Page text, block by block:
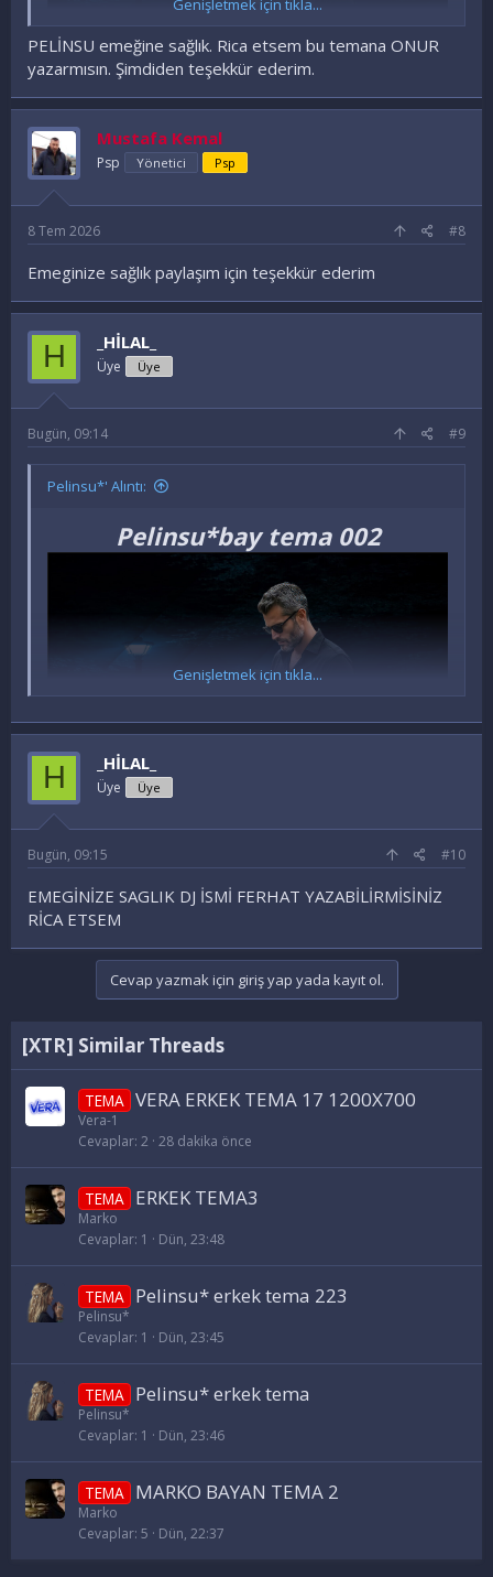
Ziyaretçiler için gizlenmiş link,görmek için
Giriş yap veya üye ol.
Genişletmek için tıkla...
PELİNSU emeğine sağlık. Rica etsem bu temana ONUR
yazarmısın. Şimdiden teşekkür ederim.
Mustafa Kemal
Psp Yönetici Psp
8 Tem 2026 #8
Emeginize sağlık paylaşım için teşekkür ederim
H _HİLAL_
Üye Üye
Bugün, 09:14 #9
Pelinsu*' Alıntı:
Pelinsu*bay tema 002
Genişletmek için tıkla...
H _HİLAL_
Üye Üye
Bugün, 09:15 #10
EMEGİNİZE SAGLIK DJ İSMİ FERHAT YAZABİLİRMİSİNİZ
RİCA ETSEM
Cevap yazmak için giriş yap yada kayıt ol.
[XTR] Similar Threads
TEMA VERA ERKEK TEMA 17 1200X700
Vera-1
Cevaplar 2 28 dakika önce
TEMA ERKEK TEMA3
Marko
Cevaplar 1 Dün, 23:48
TEMA Pelinsu* erkek tema 223
Pelinsu*
Cevaplar 1 Dün, 23:45
TEMA Pelinsu* erkek tema
Pelinsu*
Cevaplar 1 Dün, 23:46
TEMA MARKO BAYAN TEMA 2
Marko
Cevaplar 5 Dün, 22:37